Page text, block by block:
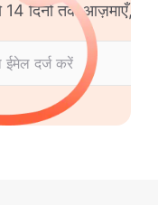
14 दिनों तक आज़माएँ,